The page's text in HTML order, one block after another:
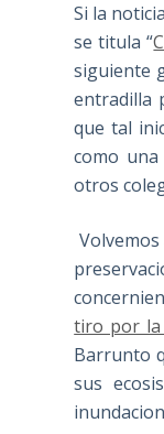
Si la
se titula “
siguiente
entradilla
que tal
como
otros
tiro por la
Barrunto
sus